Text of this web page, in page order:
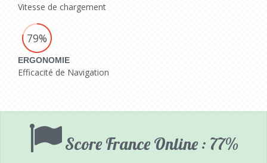
Vitesse de chargement
79%
ERGONOMIE
Efficacité de Navigation
Score France Online : 77%